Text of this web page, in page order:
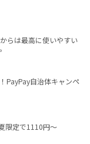
らは最高に使いやすい
PayPay自治体キャンペ
限定で1110円～